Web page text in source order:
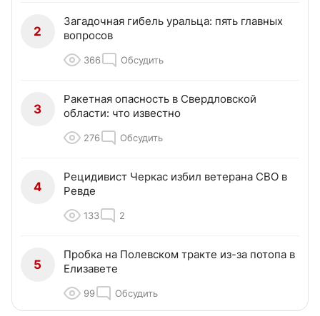
2
Загадочная гибель уральца: пять главных
вопросов
366 Обсудить
3
Ракетная опасность в Свердловской
области: что известно
276 Обсудить
4
Рецидивист Черкас избил ветерана СВО в
Ревде
133 2
5
Пробка на Полевском тракте из-за потопа в
Елизавете
99 Обсудить